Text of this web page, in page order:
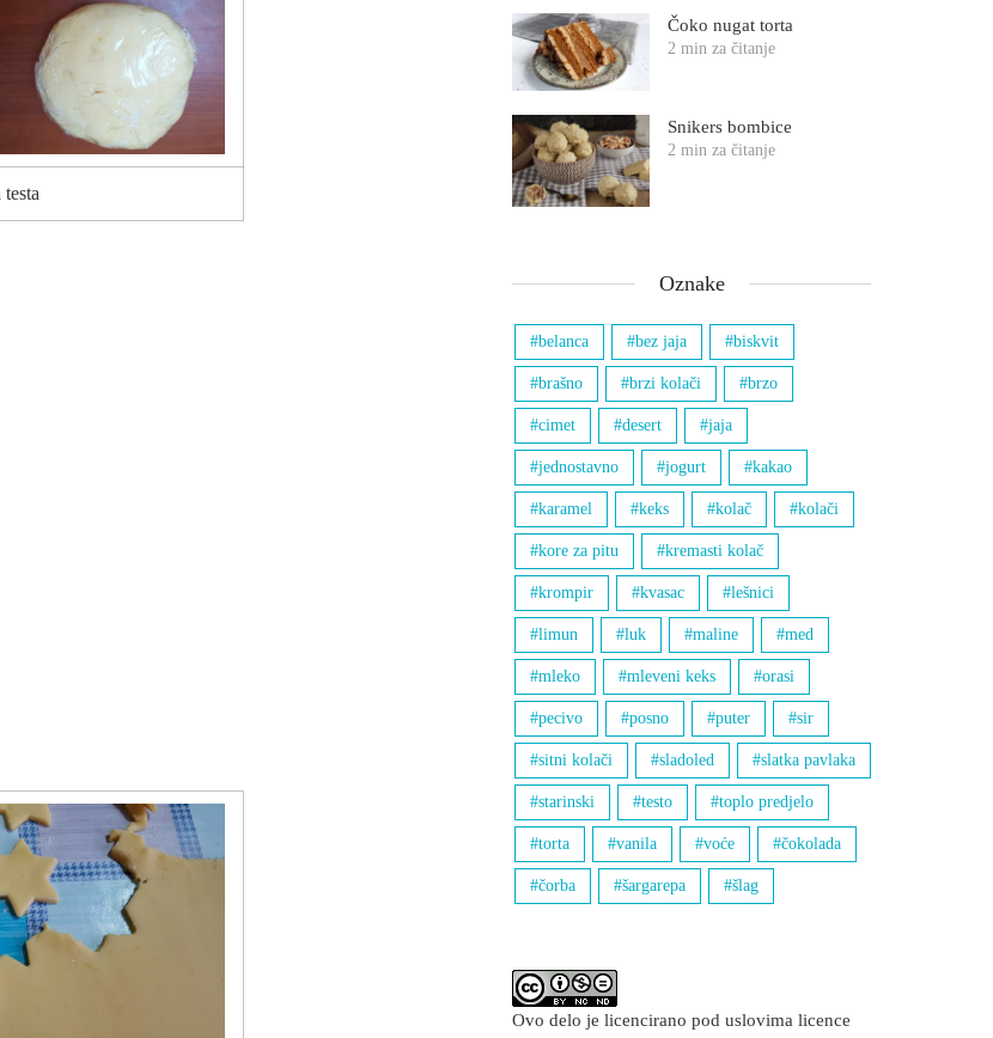
Čoko nugat torta
2 min za čitanje
Snikers bombice
2 min za čitanje
Oznake
belanca bez jaja biskvit
brašno brzi kolači brzo
cimet desert jaja
jednostavno jogurt kakao
karamel keks kolač kolači
kore za pitu kremasti kolač
krompir kvasac lešnici
limun luk maline med
mleko mleveni keks orasi
pecivo posno puter sir
sitni kolači sladoled slatka pavlaka
starinski testo toplo predjelo
torta vanila voće čokolada
čorba šargarepa šlag
Ovo delo je licencirano pod uslovima licence